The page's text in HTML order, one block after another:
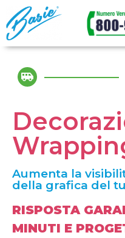
Aumenta la
della grafica del
RISPOSTA
MINUTI E